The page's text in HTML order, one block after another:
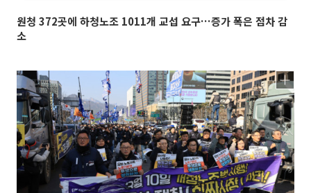
원청 372곳에 하청노조 1011개 교섭 요구…증가 폭은 점차 감
소